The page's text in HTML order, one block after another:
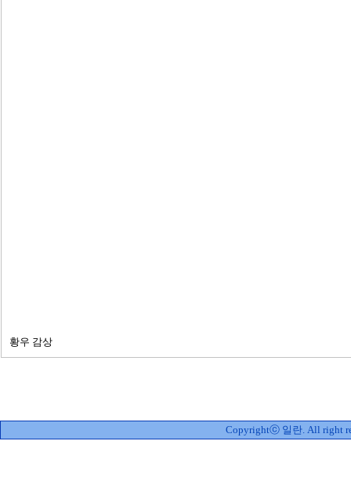
황우 감상
Copyrightⓒ 일란. All right